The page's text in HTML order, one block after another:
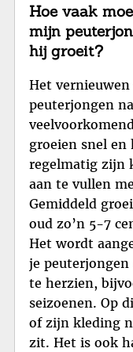
Hoe vaak
mijn
hij groeit?
Het vernieuwen
peuterjongen
groeien snel
regelmatig zijn
aan te vullen
Gemiddeld
oud zo’n 5-7
Het wordt
je
te herzien,
seizoenen. Op
of zijn kleding
zit. Het is ook